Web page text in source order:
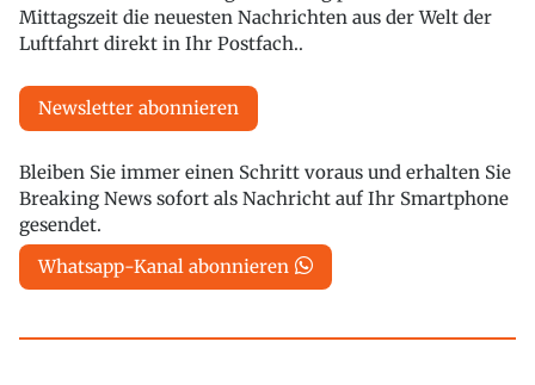
Mittagszeit die neuesten Nachrichten aus der Welt der
Luftfahrt direkt in Ihr Postfach..
Newsletter abonnieren
Bleiben Sie immer einen Schritt voraus und erhalten Sie
Breaking News sofort als Nachricht auf Ihr Smartphone
gesendet.
Whatsapp-Kanal abonnieren